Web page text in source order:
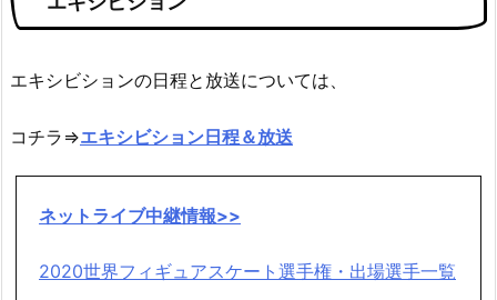
エキシビションの日程と放送については、
コチラ⇒エキシビション日程＆放送
ネットライブ中継情報>>
2020世界フィギュアスケート選手権・出場選手一覧